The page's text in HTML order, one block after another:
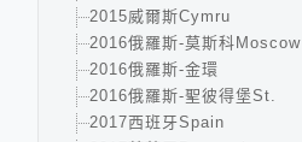
2015威爾斯Cymru
2016俄羅斯-莫斯科Moscow
2016俄羅斯-金環
2016俄羅斯-聖彼得堡St.
2017西班牙Spain